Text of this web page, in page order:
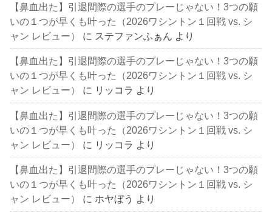
【鼻血出た】引退間際の選手のプレーじゃない！3つの願
いの１つが早くも叶った（2026ワシントン１回戦 vs. シ
ャン レビュー）
に ステファンふぁん より
【鼻血出た】引退間際の選手のプレーじゃない！3つの願
いの１つが早くも叶った（2026ワシントン１回戦 vs. シ
ャン レビュー）
に リッコラ より
【鼻血出た】引退間際の選手のプレーじゃない！3つの願
いの１つが早くも叶った（2026ワシントン１回戦 vs. シ
ャン レビュー）
に リッコラ より
【鼻血出た】引退間際の選手のプレーじゃない！3つの願
いの１つが早くも叶った（2026ワシントン１回戦 vs. シ
ャン レビュー）
に ホヤぼう より